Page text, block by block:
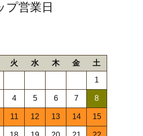
プ営業日
火 水 木 金 土
1
4 5 6 7 8
11 12 13 14 15